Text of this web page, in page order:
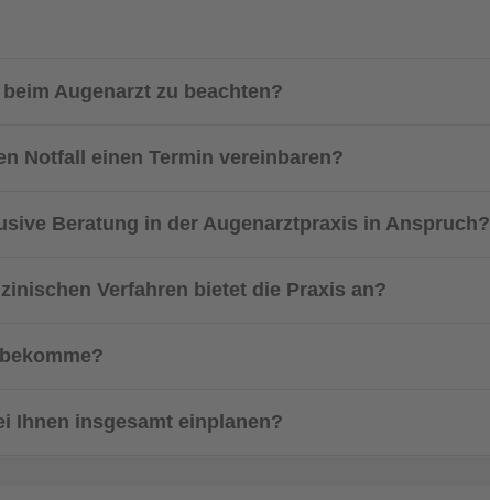
Augenarzt zu beachten?
Notfall einen Termin vereinbaren?
Beratung in der Augenarztpraxis in Anspruch?
Verfahren bietet die Praxis an?
Ihnen insgesamt einplanen?